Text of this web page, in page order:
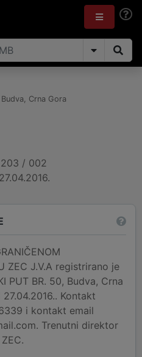
Budva, Crna Gora
/ 002
27.04.2016.
ZEC J.V.A registrirano je
PUT BR. 50, Budva, Crna
Kontakt
i kontakt email
Trenutni direktor